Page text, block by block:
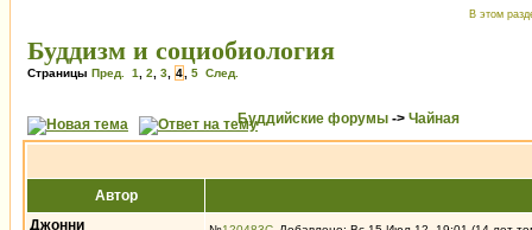
В этом
Буддизм и социобиология
Страницы Пред. 1 2 3 4 5 След.
Буддийские форумы -> Чайная
Автор
Джонни